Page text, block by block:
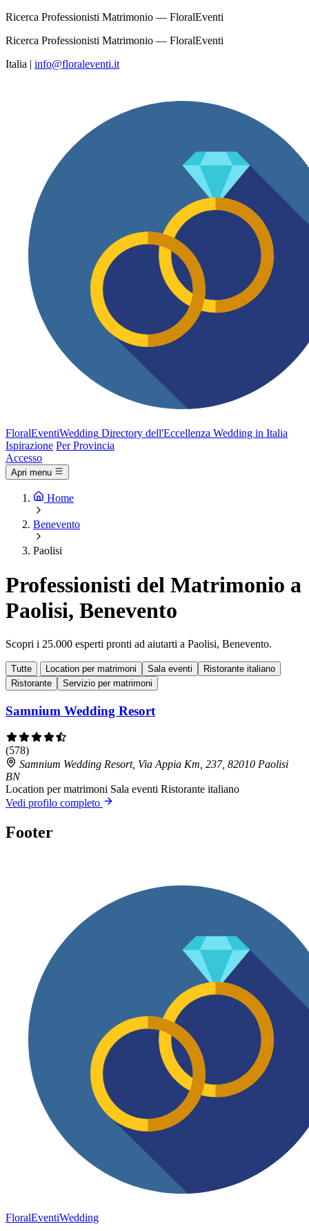
Ricerca Professionisti Matrimonio — FloralEventi
Ricerca Professionisti Matrimonio — FloralEventi
Italia | info@floraleventi.it
FloralEventiWedding Directory dell'Eccellenza Wedding in Italia
Ispirazione Per Provincia
Accesso
Apri menu
Home
Benevento
Paolisi
Professionisti del Matrimonio a
Paolisi, Benevento
Scopri i 25.000 esperti pronti ad aiutarti a Paolisi, Benevento.
Tutte Location per matrimoni Sala eventi
Ristorante italiano
Ristorante
Servizio per matrimoni
Samnium Wedding Resort
(578)
Samnium Wedding Resort, Via Appia Km, 237, 82010 Paolisi
BN
Location per matrimoni Sala eventi Ristorante italiano
Vedi profilo completo
Footer
FloralEventiWedding